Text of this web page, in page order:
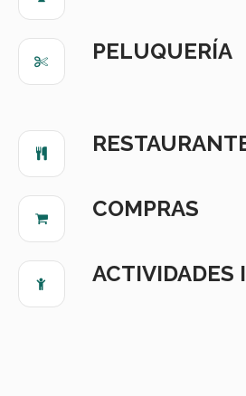
PELUQUERÍA
COMPRAS
ACTIVIDADES